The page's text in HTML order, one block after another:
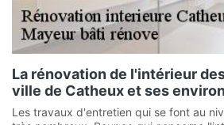
La rénovation de l'intérieur
ville de Catheux et ses
Les travaux d'entretien qui se font au